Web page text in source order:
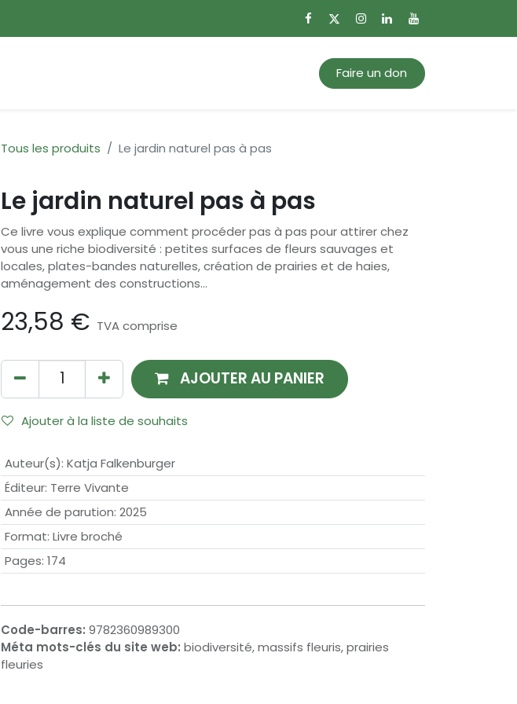
Faire un don
Tous les produits Le jardin naturel pas à pas
Le jardin naturel pas à pas
Ce livre vous explique comment procéder pas à pas pour attirer chez
vous une riche biodiversité : petites surfaces de fleurs sauvages et
locales, plates-bandes naturelles, création de prairies et de haies,
aménagement des constructions…
23,58 € TVA comprise
AJOUTER AU PANIER
Ajouter à la liste de souhaits
Auteur(s): Katja Falkenburger
Éditeur: Terre Vivante
Année de parution: 2025
Format: Livre broché
Pages: 174
Code-barres: 9782360989300
Méta mots-clés du site web: biodiversité, massifs fleuris, prairies
fleuries